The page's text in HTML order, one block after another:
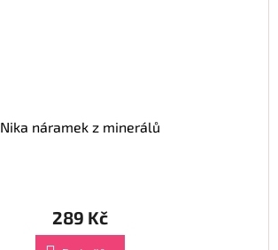
Nika náramek z minerálů
289 Kč